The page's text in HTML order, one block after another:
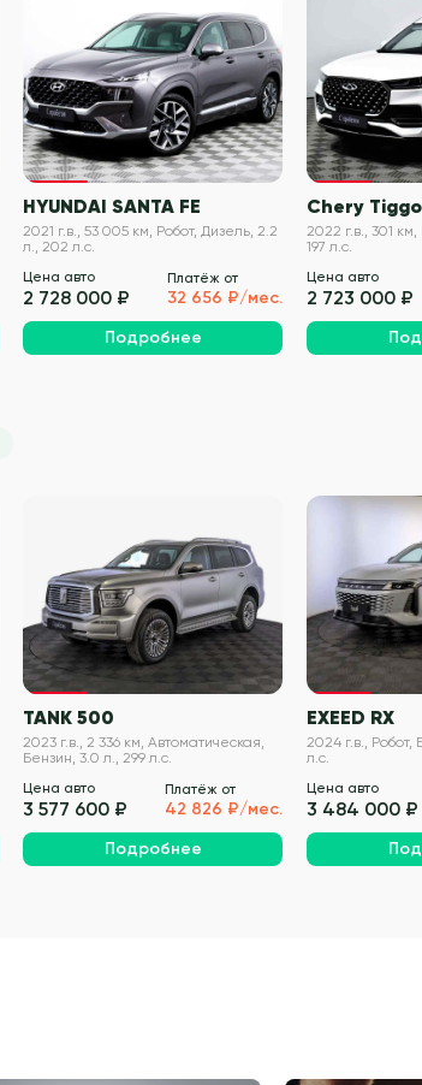
VIN проверен
HYUNDAI SANTA FE
2021 г.в., 53 005 км, Робот, Дизель, 2.2
л., 202 л.с.
Цена авто
2 728 000 ₽
Платёж от
32 656 ₽/мес.
Подробнее
Chery
2022 г.в., 301
197 л.с.
Цена авто
2 723 000 ₽
TANK 500
2023 г.в., 2 336 км, Автоматическая,
Бензин, 3.0 л., 299 л.с.
Цена авто
3 577 600 ₽
Платёж от
42 826 ₽/мес.
Подробнее
EXEED RX
2024 г.в., Робот,
л.с.
Цена авто
3 484 000 ₽